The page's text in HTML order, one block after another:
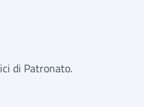
di Patronato.